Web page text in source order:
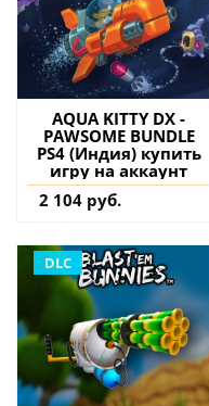
AQUA KITTY DX -
PAWSOME BUNDLE
PS4 (Индия) купить
игру на аккаунт
2 104 руб.
DLC